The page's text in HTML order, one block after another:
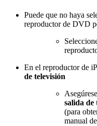
Puede que no haya
reproductor de DVD
En el reproductor de
de televisión
salida de
(para
manual